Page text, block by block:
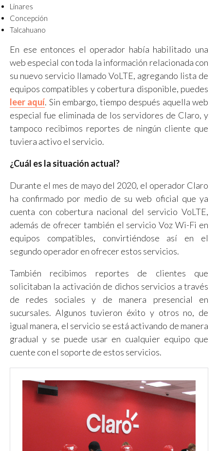
Linares
Concepción
Talcahuano
En ese entonces el operador había habilitado una
web especial con toda la información relacionada con
su nuevo servicio llamado VoLTE, agregando lista de
equipos compatibles y cobertura disponible, puedes
leer aquí. Sin embargo, tiempo después aquella web
especial fue eliminada de los servidores de Claro, y
tampoco recibimos reportes de ningún cliente que
tuviera activo el servicio.
¿Cuál es la situación actual?
Durante el mes de mayo del 2020, el operador Claro
ha confirmado por medio de su web oficial que ya
cuenta con cobertura nacional del servicio VoLTE,
además de ofrecer también el servicio Voz Wi-Fi en
equipos compatibles, convirtiéndose así en el
segundo operador en ofrecer estos servicios.
También recibimos reportes de clientes que
solicitaban la activación de dichos servicios a través
de redes sociales y de manera presencial en
sucursales. Algunos tuvieron éxito y otros no, de
igual manera, el servicio se está activando de manera
gradual y se puede usar en cualquier equipo que
cuente con el soporte de estos servicios.